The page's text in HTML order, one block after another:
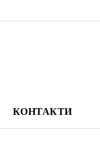
КОНТАКТИ